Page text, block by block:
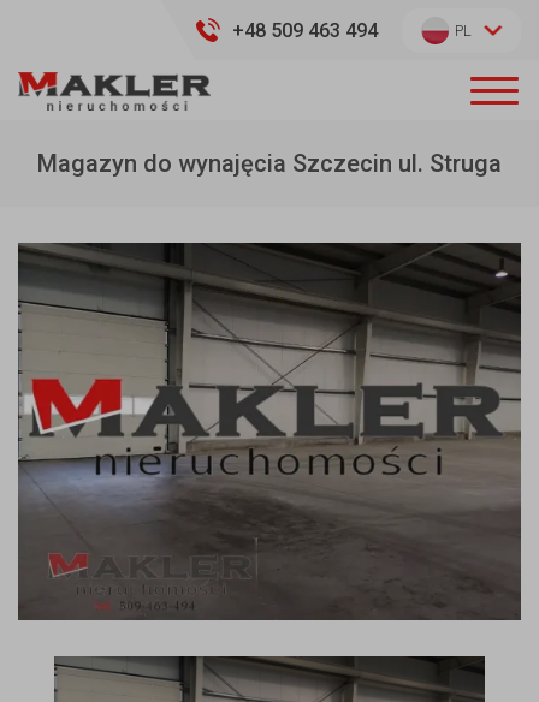
+48 509 463 494 PL
Magazyn do wynajęcia Szczecin ul. Struga